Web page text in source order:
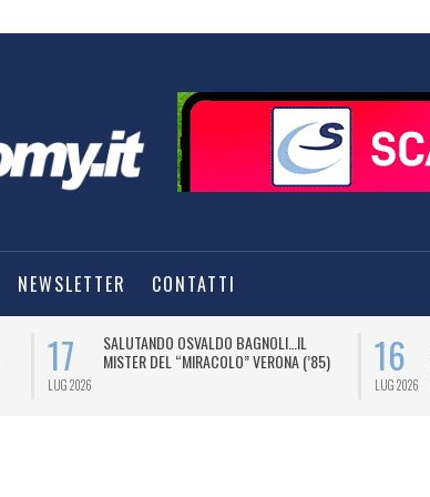
NEWSLETTER CONTATTI
17
LUG 2026
SALUTANDO OSVALDO BAGNOLI…IL
MISTER DEL “MIRACOLO” VERONA (’85)
16
LUG 2026